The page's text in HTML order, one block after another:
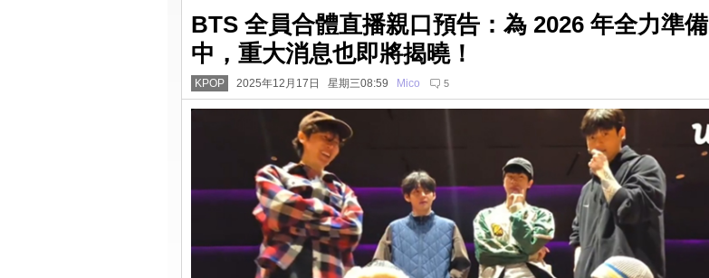
BTS 全員合體直播親口預告：為 2026 年全力準備
中，重大消息也即將揭曉！
KPOP 2025年12月17日 星期三08:59 Mico 5